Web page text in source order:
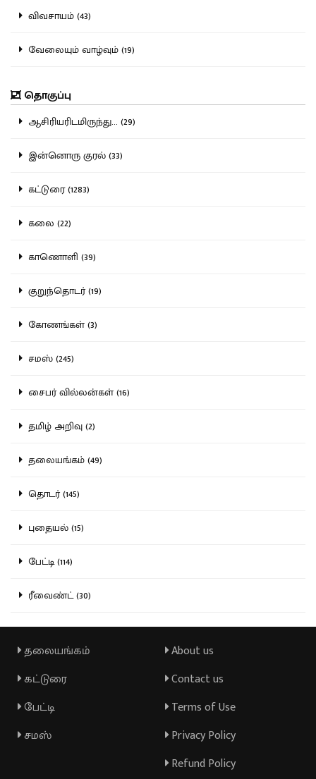
விவசாயம் (43)
வேலையும் வாழ்வும் (19)
தொகுப்பு
ஆசிரியரிடமிருந்து... (29)
இன்னொரு குரல் (33)
கட்டுரை (1283)
கலை (22)
காணொளி (39)
குறுந்தொடர் (19)
கோணங்கள் (3)
சமஸ் (245)
சைபர் வில்லன்கள் (16)
தமிழ் அறிவு (2)
தலையங்கம் (49)
தொடர் (145)
புதையல் (15)
பேட்டி (114)
ரீவைண்ட் (30)
தலையங்கம்
கட்டுரை
பேட்டி
சமஸ்
About us
Contact us
Terms of Use
Privacy Policy
Refund Policy